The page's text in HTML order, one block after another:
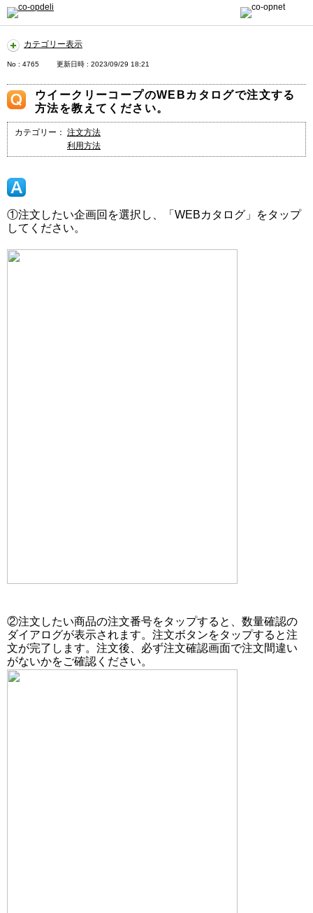
カテゴリー表示
No : 4765 更新日時 : 2023/09/29 18:21
ウイークリーコープのWEBカタログで注文する
方法を教えてください。
カテゴリー： 注文方法
利用方法
①注文したい企画回を選択し、「WEBカタログ」をタップ
してください。
②注文したい商品の注文番号をタップすると、数量確認の
ダイアログが表示されます。注文ボタンをタップすると注
文が完了します。注文後、必ず注文確認画面で注文間違い
がないかをご確認ください。